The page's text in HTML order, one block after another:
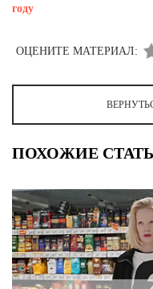
году
ОЦЕНИТЕ МАТЕРИАЛ:
ПОХОЖИЕ